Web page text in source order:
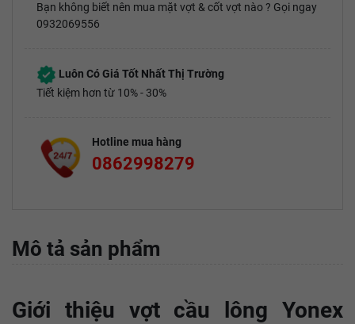
Bạn không biết nên mua mặt vợt & cốt vợt nào ? Gọi ngay
0932069556
Luôn Có Giá Tốt Nhất Thị Trường
Tiết kiệm hơn từ 10% - 30%
Hotline mua hàng
0862998279
Mô tả sản phẩm
Giới thiệu vợt cầu lông Yonex